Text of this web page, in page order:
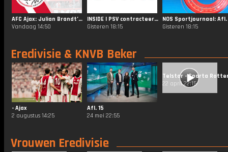
AFC Ajax: Julian Brandt’s Ajax debut 💯
Vandaag 14:50
INSIDE | PSV contracteert Filip Kostić
Gisteren 18:15
Gisteren 18:15
Eredivisie & KNVB Beker
- Ajax
2 augustus 14:25
Afl. 15
24 mei 22:55
22 april 22:15
Vrouwen Eredivisie